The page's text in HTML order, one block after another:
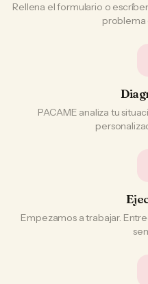
Rellena el formulario o
problema
PACAME analiza tu
Empezamos a trabajar.